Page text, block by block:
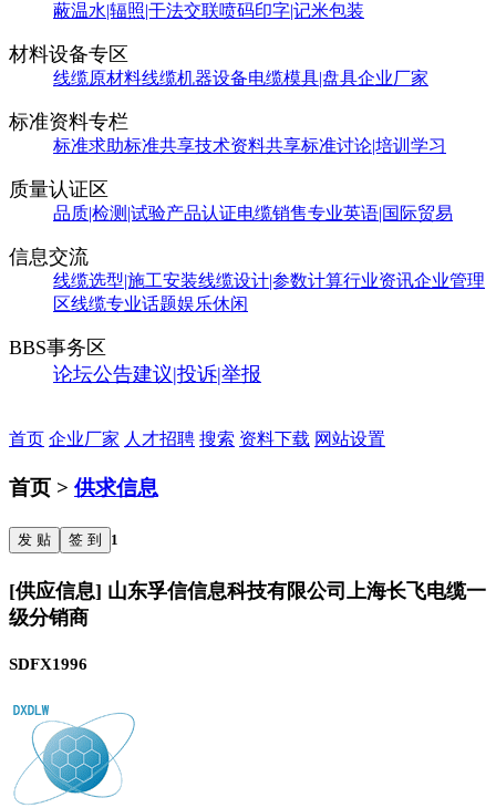
蔽温水|辐照|干法交联喷码印字|记米包装
材料设备专区
线缆原材料线缆机器设备电缆模具|盘具企业厂家
标准资料专栏
标准求助标准共享技术资料共享标准讨论|培训学习
质量认证区
品质|检测|试验产品认证电缆销售专业英语|国际贸易
信息交流
线缆选型|施工安装线缆设计|参数计算行业资讯企业管理
区线缆专业话题娱乐休闲
BBS事务区
论坛公告建议|投诉|举报
首页 企业厂家 人才招聘 搜索 资料下载 网站设置
首页 > 供求信息
发 贴 签 到 1
[供应信息] 山东孚信信息科技有限公司上海长飞电缆一
级分销商
SDFX1996